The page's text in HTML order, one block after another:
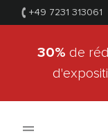
+49 7231 313061
30% de